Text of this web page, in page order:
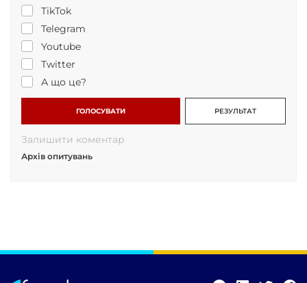
TikTok
Telegram
Youtube
Twitter
А що це?
ГОЛОСУВАТИ РЕЗУЛЬТАТ
Залишити коментар
Архів опитувань